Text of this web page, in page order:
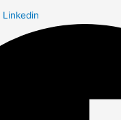
Linkedin